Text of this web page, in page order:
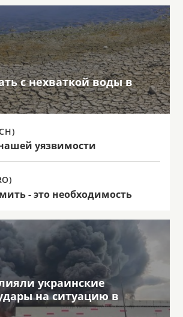
с нехваткой воды в
уязвимости
- это необходимость
украинские
на ситуацию в